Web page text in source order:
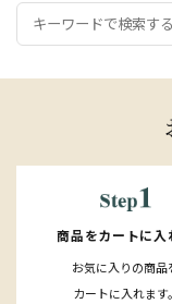
商品をカートに入
お気に入りの商品
カートに入れます。